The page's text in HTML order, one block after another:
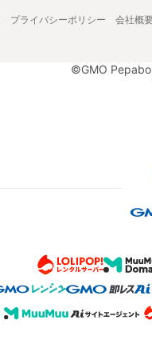
プライバシーポリシー 会社概
©GMO